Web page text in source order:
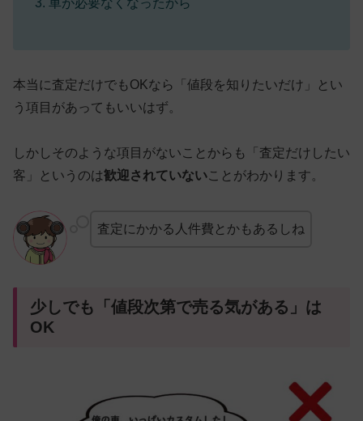
車が必要なくなったから
本当に査定だけでもOKなら「値段を知りたいだけ」とい
う項目があってもいいはず。
しかしそのような項目がないことからも「査定だけしたい
客」というのは歓迎されていないことがわかります。
査定にかかる人件費とかもあるしね
少しでも「値段次第で売る気がある」は
OK